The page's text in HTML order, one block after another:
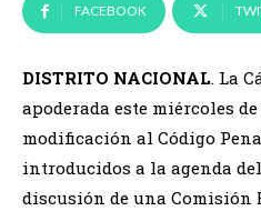
FACEBOOK
DISTRITO NACIONAL. La
apoderada este miércoles
modificación al Código
introducidos a la agenda
discusión de una Comisión